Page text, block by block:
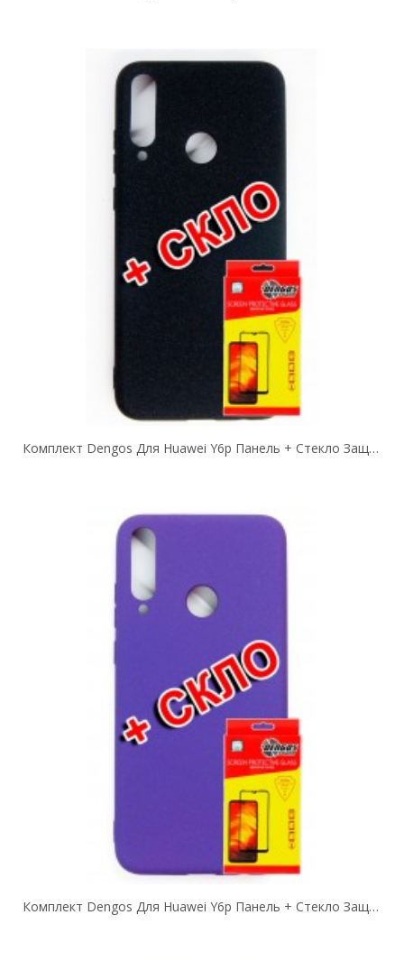
Комплект Dengos Для Huawei Y6p Панель + Стекло Защитное Carbon (Black)...
Комплект Dengos Для Huawei Y6p Панель + Стекло Защитное Carbon (Purple)...